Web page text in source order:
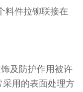
件拉铆联接在
及防护作用被许
采用的表面处理方